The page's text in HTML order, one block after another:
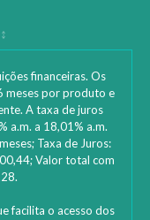
financeiras. Os
meses por produto e
A taxa de juros
a.m. a 18,01% a.m.
Taxa de Juros:
Valor total com
facilita o acesso dos